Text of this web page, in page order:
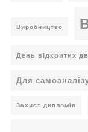
Виробництво
День відкритих
Для
Захист дипломів